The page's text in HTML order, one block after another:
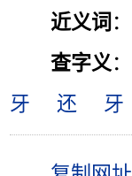
近义词 ：
查字义 ：
牙
还 牙